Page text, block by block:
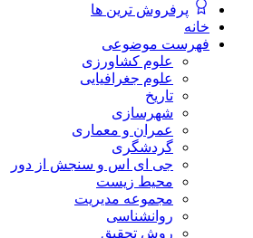
پرفروش ترین ها
خانه
فهرست موضوعی
علوم کشاورزی
علوم جغرافیایی
تاریخ
شهرسازی
عمران و معماری
گردشگری
جی ای اس و سنجش از دور
محیط زیست
مجموعه مدیریت
روانشناسی
روش تحقیق